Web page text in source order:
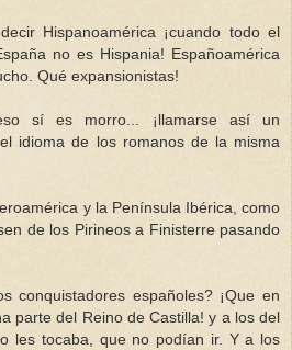
Hispanoamérica ¡cuando todo el
no es Hispania! Españoamérica
Qué expansionistas!
sí es morro... ¡llamarse así un
idioma de los romanos de la misma
y la Península Ibérica, como
de los Pirineos a Finisterre pasando
conquistadores españoles? ¡Que en
parte del Reino de Castilla! y a los del
les tocaba, que no podían ir. Y a los